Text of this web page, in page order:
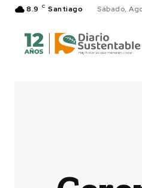
8.9 C Santiago Sábado,